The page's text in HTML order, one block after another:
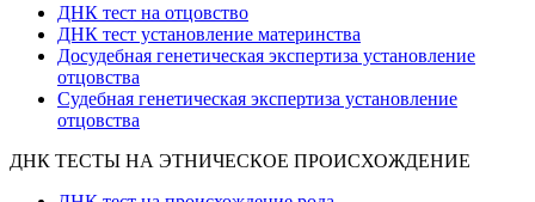
ДНК тест на отцовство
ДНК тест установление материнства
Досудебная генетическая экспертиза установление
отцовства
Судебная генетическая экспертиза установление
отцовства
ДНК ТЕСТЫ НА ЭТНИЧЕСКОЕ ПРОИСХОЖДЕНИЕ